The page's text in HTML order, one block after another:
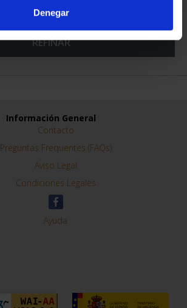
Denegar
REFINAR
Información General
Contacto
Preguntas Frequentes (FAQs)
Aviso Legal
Condiciones Legales
Ayuda